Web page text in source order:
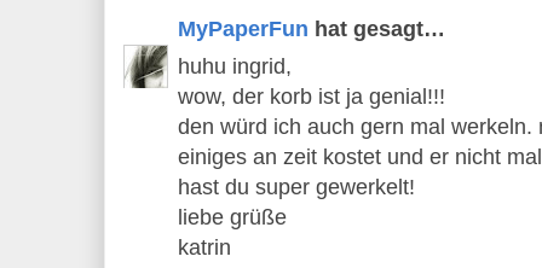
MyPaperFun hat gesagt…
huhu ingrid,
wow, der korb ist ja genial!!!
den würd ich auch gern mal
einiges an zeit kostet und er nicht
hast du super gewerkelt!
liebe grüße
katrin